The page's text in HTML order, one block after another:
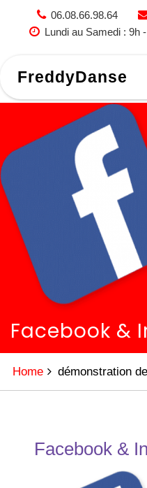
06.08.66.98.64
Lundi au Samedi : 9h
FreddyDanse
Facebook &
Home démonstration
Facebook &